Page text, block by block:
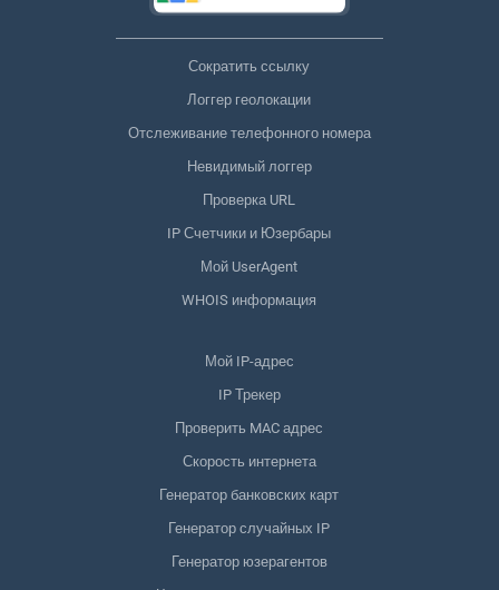
Сократить ссылку
Логгер геолокации
Отслеживание телефонного номера
Невидимый логгер
Проверка URL
IP Счетчики и Юзербары
Мой UserAgent
WHOIS информация
Мой IP-адрес
IP Трекер
Проверить MAC адрес
Скорость интернета
Генератор банковских карт
Генератор случайных IP
Генератор юзерагентов